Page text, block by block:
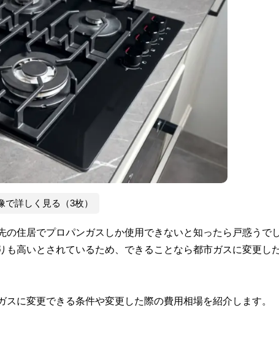
で詳しく見る（3枚）
住居でプロパンガスしか使用できないと知ったら戸惑うで
高いとされているため、できることなら都市ガスに変更し
に変更できる条件や変更した際の費用相場を紹介します。